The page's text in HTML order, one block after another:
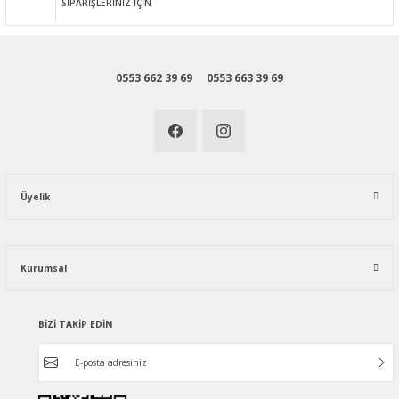
0553 662 39 69 0553 663 39 69
Üyelik
Kurumsal
BİZİ TAKİP EDİN